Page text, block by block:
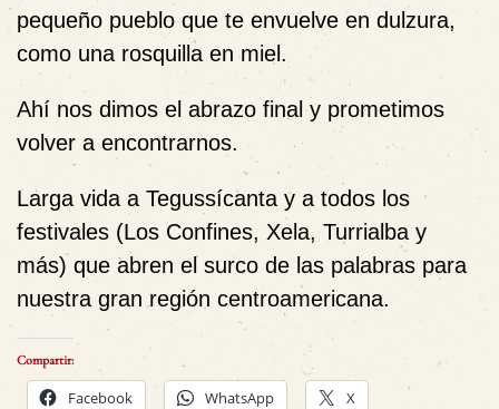
pequeño pueblo que te envuelve en dulzura,
como una rosquilla en miel.
Ahí nos dimos el abrazo final y prometimos
volver a encontrarnos.
Larga vida a Tegussícanta y a todos los
festivales (Los Confines, Xela, Turrialba y
más) que abren el surco de las palabras para
nuestra gran región centroamericana.
Compartir:
Facebook WhatsApp X